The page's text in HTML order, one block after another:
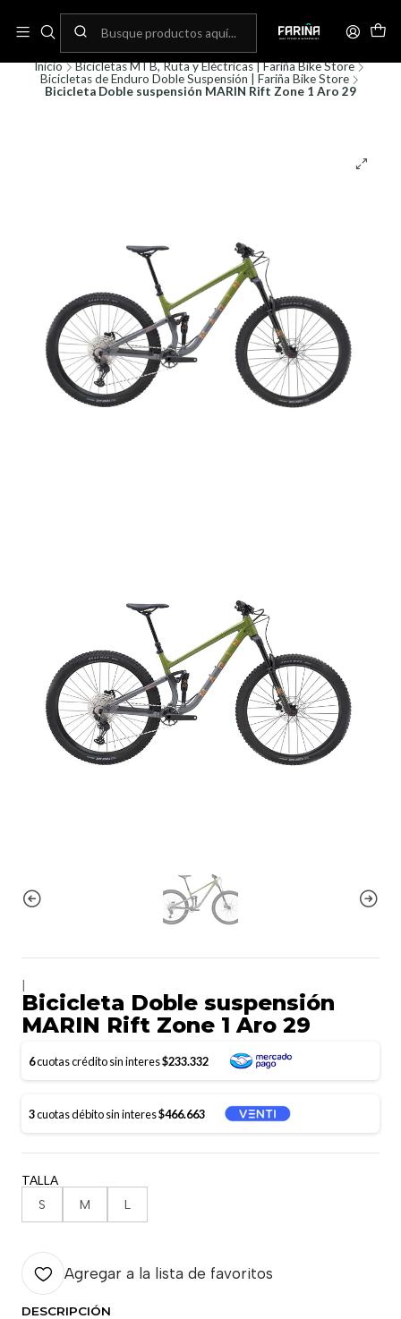
Envíos gratis por compras sobre 80.000! (No aplica para bicicletas)
Inicio
Bicicletas MTB, Ruta y Eléctricas | Fariña Bike Store
Bicicletas de Enduro Doble Suspensión | Fariña Bike Store
Bicicleta Doble suspensión MARIN Rift Zone 1 Aro 29
Bicicleta Doble suspensión
MARIN Rift Zone 1 Aro 29
6cuotas crédito sin interes$233.332
3cuotas débito sin interes$466.663
TALLA
S M L
Agregar a la lista de favoritos
DESCRIPCIÓN